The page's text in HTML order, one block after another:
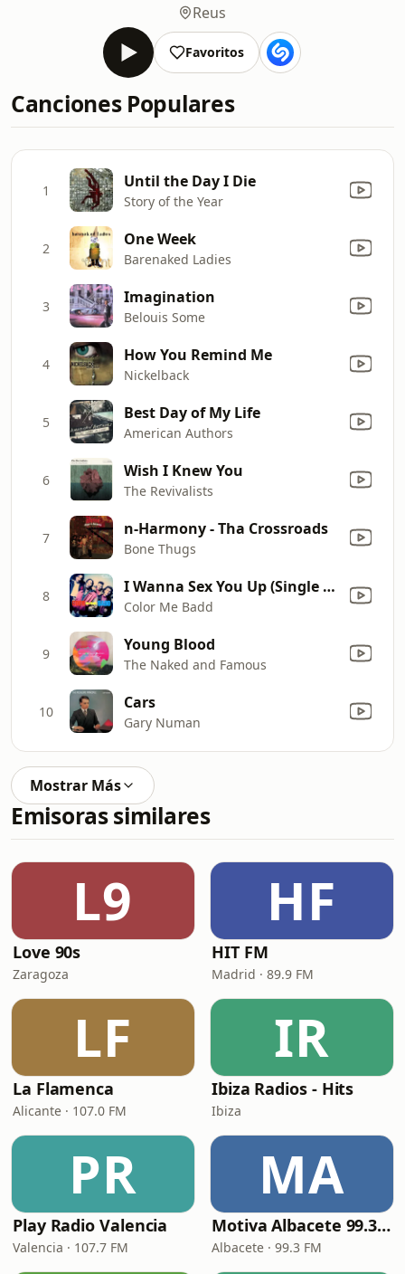
Reus
Favoritos
Canciones Populares
1 Until the Day I Die
Story of the Year
2 One Week
Barenaked Ladies
3 Imagination
Belouis Some
4 How You Remind Me
Nickelback
5 Best Day of My Life
American Authors
6 Wish I Knew You
The Revivalists
7 n-Harmony - Tha Crossroads
Bone Thugs
8 I Wanna Sex You Up (Single Mix)
Color Me Badd
9 Young Blood
The Naked and Famous
10 Cars
Gary Numan
Mostrar Más
Emisoras similares
L9
Love 90s
Zaragoza
HF
HIT FM
Madrid · 89.9 FM
LF
La Flamenca
Alicante · 107.0 FM
IR
Ibiza Radios - Hits
Ibiza
PR
Play Radio Valencia
Valencia · 107.7 FM
MA
Motiva Albacete 99.3 FM
Albacete · 99.3 FM